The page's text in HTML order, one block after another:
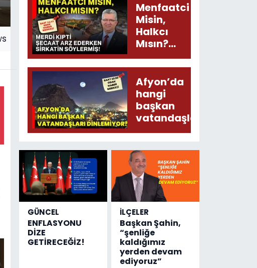
Menfaatci
Misin,
Halkcı
Mısın?
Merdi
Kıpti
Şecaat
Arz
Ederken
Sirkatin
Söylermiş!
Afyon’da
hangi
başkan
vatandaşları
dinlemiyor?
GÜNCEL
ENFLASYONU
DİZE
GETİRECEĞİZ!
İLÇELER
Başkan Şahin,
“şenliğe
kaldığımız
yerden devam
ediyoruz”